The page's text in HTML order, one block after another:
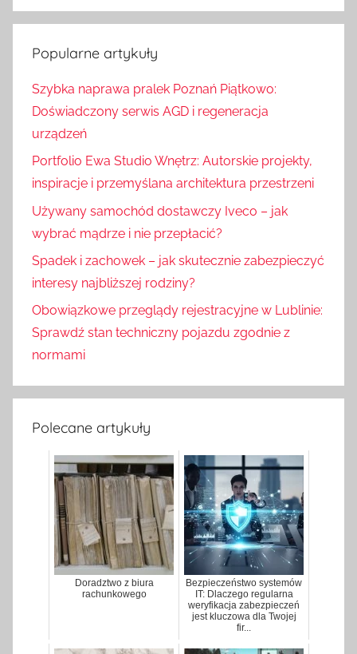
u
a
z
Popularne artykuły
Szybka naprawa pralek Poznań Piątkowo:
Doświadczony serwis AGD i regeneracja
urządzeń
Portfolio Ewa Studio Wnętrz: Autorskie projekty,
inspiracje i przemyślana architektura przestrzeni
Używany samochód dostawczy Iveco – jak
wybrać mądrze i nie przepłacić?
Spadek i zachowek – jak skutecznie zabezpieczyć
interesy najbliższej rodziny?
Obowiązkowe przeglądy rejestracyjne w Lublinie:
Sprawdź stan techniczny pojazdu zgodnie z
normami
Polecane artykuły
Doradztwo z biura
rachunkowego
Bezpieczeństwo systemów
IT: Dlaczego regularna
weryfikacja zabezpieczeń
jest kluczowa dla Twojej
fir...